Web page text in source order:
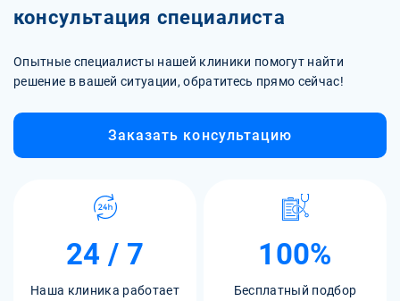
консультация специалиста
Опытные специалисты нашей клиники помогут найти
решение в вашей ситуации, обратитесь прямо сейчас!
Заказать консультацию
24 / 7
Наша клиника работает
100%
Бесплатный подбор